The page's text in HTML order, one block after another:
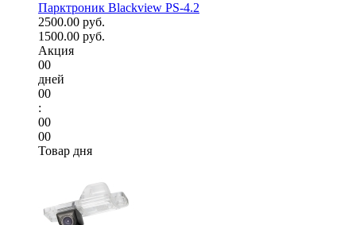
Парктроник Blackview PS-4.2
2500.00 руб.
1500.00 руб.
Акция
00
дней
00
:
00
00
Товар дня